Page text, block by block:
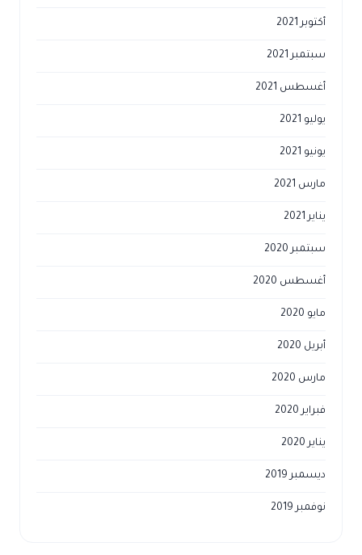
أكتوبر 2021
سبتمبر 2021
أغسطس 2021
يوليو 2021
يونيو 2021
مارس 2021
يناير 2021
سبتمبر 2020
أغسطس 2020
مايو 2020
أبريل 2020
مارس 2020
فبراير 2020
يناير 2020
ديسمبر 2019
نوفمبر 2019